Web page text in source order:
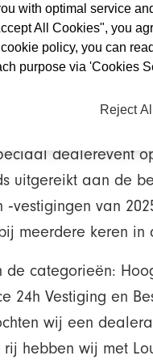
van
dealerevent
uitgereikt aan de
‑vestigingen van
meerdere keren in
categorieën:
24h Vestiging en
wij een
hebben wij met
with optimal service
All Cookies", you
policy, you can
purpose via 'Cookies
Reject All